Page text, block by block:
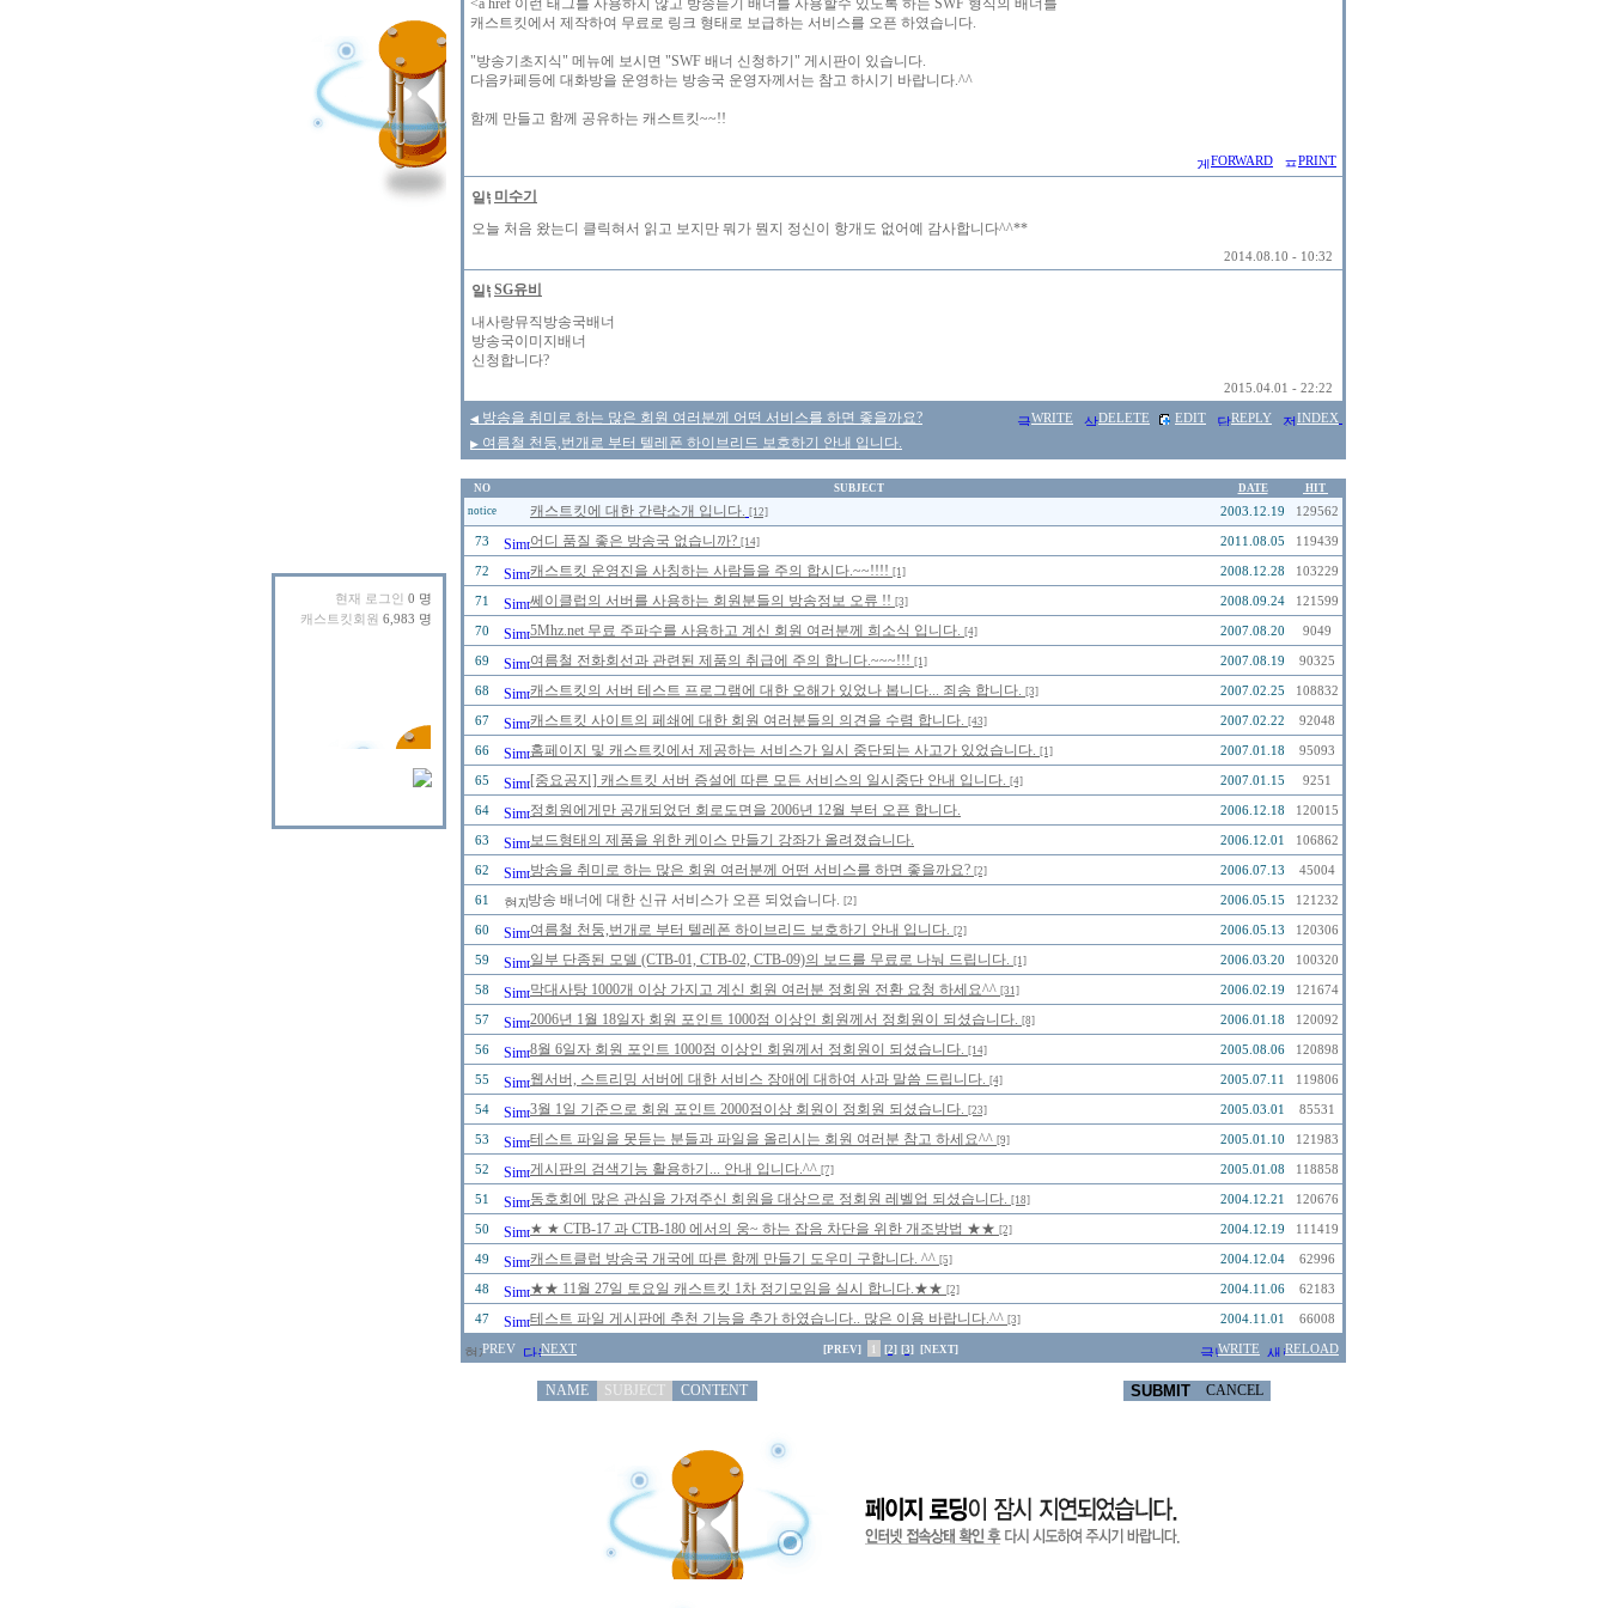
현재 로그인 0 명
캐스트킷회원 6,983 명
<a href 이런 태그를 사용하지 않고 방송듣기 배너를 사용할수 있도록 하는 SWF 형식의 배너를
캐스트킷에서 제작하여 무료로 링크 형태로 보급하는 서비스를 오픈 하였습니다.
"방송기초지식" 메뉴에 보시면 "SWF 배너 신청하기" 게시판이 있습니다.
다음카페등에 대화방을 운영하는 방송국 운영자께서는 참고 하시기 바랍니다.^^
함께 만들고 함께 공유하는 캐스트킷~~!!
FORWARD PRINT
미수기
오늘 처음 왔는디 클릭혀서 읽고 보지만 뭐가 뭔지 정신이 항개도 없어예 감사합니다^^**
2014.08.10 - 10:32
SG유비
내사랑뮤직방송국배너
방송국이미지배너
신청합니다?
2015.04.01 - 22:22
◀ 방송을 취미로 하는 많은 회원 여러분께 어떤 서비스를 하면 좋을까요?
▶ 여름철 천둥,번개로 부터 텔레폰 하이브리드 보호하기 안내 입니다.
WRITE DELETE EDIT REPLY INDEX
NO SUBJECT DATE
HIT
notice
캐스트킷에 대한 간략소개 입니다. [12] 2003.12.19 129562
73 어디 품질 좋은 방송국 없습니까? [14] 2011.08.05 119439
72 캐스트킷 운영진을 사칭하는 사람들을 주의 합시다.~~!!!! [1] 2008.12.28 103229
71 쎄이클럽의 서버를 사용하는 회원분들의 방송정보 오류 !! [3] 2008.09.24 121599
70 5Mhz.net 무료 주파수를 사용하고 계신 회원 여러분께 희소식 입니다. [4] 2007.08.20 9049
69 여름철 전화회선과 관련된 제품의 취급에 주의 합니다.~~~!!! [1] 2007.08.19 90325
68 캐스트킷의 서버 테스트 프로그램에 대한 오해가 있었나 봅니다... 죄송 합니다. [3] 2007.02.25 108832
67 캐스트킷 사이트의 페쇄에 대한 회원 여러분들의 의견을 수렴 합니다. [43] 2007.02.22 92048
66 홈페이지 및 캐스트킷에서 제공하는 서비스가 일시 중단되는 사고가 있었습니다. [1] 2007.01.18 95093
65 [중요공지] 캐스트킷 서버 증설에 따른 모든 서비스의 일시중단 안내 입니다. [4] 2007.01.15 9251
64 정회원에게만 공개되었던 회로도면을 2006년 12월 부터 오픈 합니다. 2006.12.18 120015
63 보드형태의 제품을 위한 케이스 만들기 강좌가 올려졌습니다. 2006.12.01 106862
62 방송을 취미로 하는 많은 회원 여러분께 어떤 서비스를 하면 좋을까요? [2] 2006.07.13 45004
61 방송 배너에 대한 신규 서비스가 오픈 되었습니다. [2] 2006.05.15 121232
60 여름철 천둥,번개로 부터 텔레폰 하이브리드 보호하기 안내 입니다. [2] 2006.05.13 120306
59 일부 단종된 모델 (CTB-01, CTB-02, CTB-09)의 보드를 무료로 나눠 드립니다. [1] 2006.03.20 100320
58 막대사탕 1000개 이상 가지고 계신 회원 여러분 정회원 전환 요청 하세요^^ [31] 2006.02.19 121674
57 2006년 1월 18일자 회원 포인트 1000점 이상인 회원께서 정회원이 되셨습니다. [8] 2006.01.18 120092
56 8월 6일자 회원 포인트 1000점 이상인 회원께서 정회원이 되셨습니다. [14] 2005.08.06 120898
55 웹서버, 스트리밍 서버에 대한 서비스 장애에 대하여 사과 말씀 드립니다. [4] 2005.07.11 119806
54 3월 1일 기준으로 회원 포인트 2000점이상 회원이 정회원 되셨습니다. [23] 2005.03.01 85531
53 테스트 파일을 못듣는 분들과 파일을 올리시는 회원 여러분 참고 하세요^^ [9] 2005.01.10 121983
52 게시판의 검색기능 활용하기... 안내 입니다.^^ [7] 2005.01.08 118858
51 동호회에 많은 관심을 가져주신 회원을 대상으로 정회원 레벨업 되셨습니다. [18] 2004.12.21 120676
50 ★ ★ CTB-17 과 CTB-180 에서의 웅~ 하는 잡음 차단을 위한 개조방법 ★★ [2] 2004.12.19 111419
49 캐스트클럽 방송국 개국에 따른 함께 만들기 도우미 구합니다. ^^ [5] 2004.12.04 62996
48 ★★ 11월 27일 토요일 캐스트킷 1차 정기모임을 실시 합니다.★★ [2] 2004.11.06 62183
47 테스트 파일 게시판에 추천 기능을 추가 하였습니다.. 많은 이용 바랍니다.^^ [3] 2004.11.01 66008
PREV NEXT [PREV] [2] [3] [NEXT] WRITE RELOAD
SUBMIT